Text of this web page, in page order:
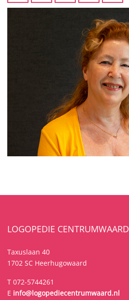
LOGOPEDIE CENTRUMWAARD
Taxuslaan 40
1702 SC Heerhugowaard
T 072-5744261
E info@logopediecentrumwaard.nl